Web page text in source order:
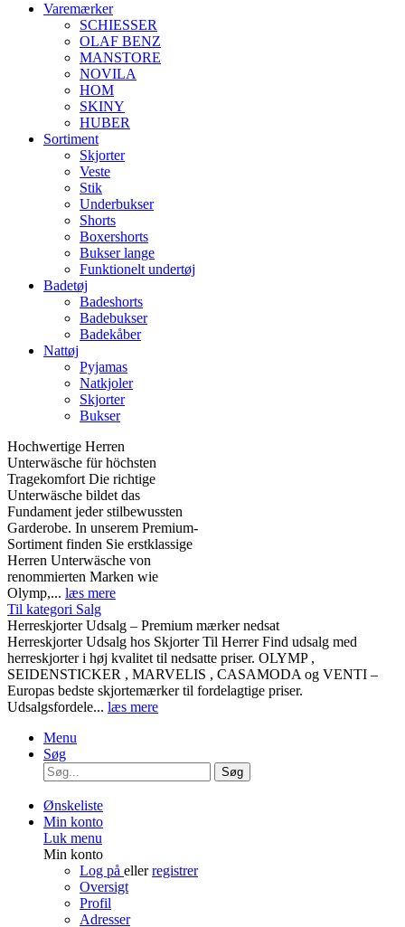
Varemærker
SCHIESSER
OLAF BENZ
MANSTORE
NOVILA
HOM
SKINY
HUBER
Sortiment
Skjorter
Veste
Stik
Underbukser
Shorts
Boxershorts
Bukser lange
Funktionelt undertøj
Badetøj
Badeshorts
Badebukser
Badekåber
Nattøj
Pyjamas
Natkjoler
Skjorter
Bukser
Hochwertige Herren
Unterwäsche für höchsten
Tragekomfort Die richtige
Unterwäsche bildet das
Fundament jeder stilbewussten
Garderobe. In unserem Premium-
Sortiment finden Sie erstklassige
Herren Unterwäsche von
renommierten Marken wie
Olymp,... læs mere
Til kategori Salg
Herreskjorter Udsalg – Premium mærker nedsat
Herreskjorter Udsalg hos Skjorter Til Herrer Find udsalg med
herreskjorter i høj kvalitet til nedsatte priser. OLYMP ,
SEIDENSTICKER , MARVELIS , CASAMODA og VENTI –
Europas bedste skjortemærker til fordelagtige priser.
Udsalgsfordele... læs mere
Menu
Søg
Søg
Ønskeliste
Min konto
Luk menu
Min konto
Log på ellerregistrer
Oversigt
Profil
Adresser